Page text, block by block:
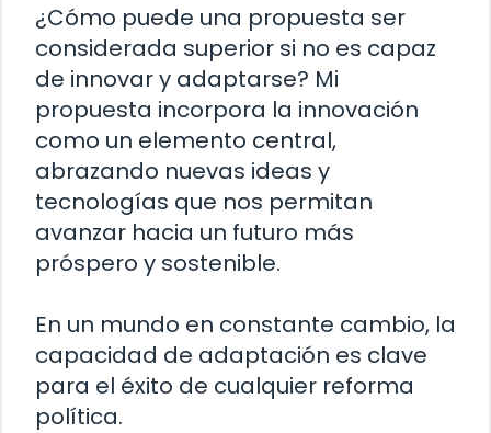
¿Cómo puede una propuesta ser
considerada superior si no es capaz
de innovar y adaptarse? Mi
propuesta incorpora la innovación
como un elemento central,
abrazando nuevas ideas y
tecnologías que nos permitan
avanzar hacia un futuro más
próspero y sostenible.
En un mundo en constante cambio, la
capacidad de adaptación es clave
para el éxito de cualquier reforma
política.